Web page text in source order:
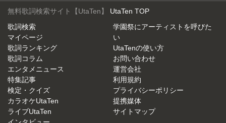
無料歌詞検索サイト【UtaTen】 UtaTen TOP
歌詞検索
マイページ
歌詞ランキング
歌詞コラム
エンタメニュース
特集記事
検定・クイズ
カラオケUtaTen
ライブUtaTen
学園祭にアーティストを呼びた
い
UtaTenの使い方
お問い合わせ
運営会社
利用規約
プライバシーポリシー
提携媒体
サイトマップ